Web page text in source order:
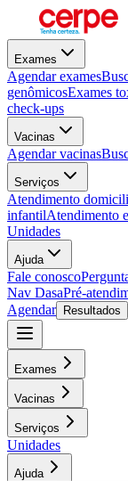
Exames
Agendar exames
genômicosExames
check-ups
Vacinas
Agendar vacinas
Serviços
Atendimento
infantilAtendimento
Unidades
Ajuda
Fale conosco
Nav DasaPré-
Agendar
Resultados
Exames
Vacinas
Serviços
Unidades
Ajuda